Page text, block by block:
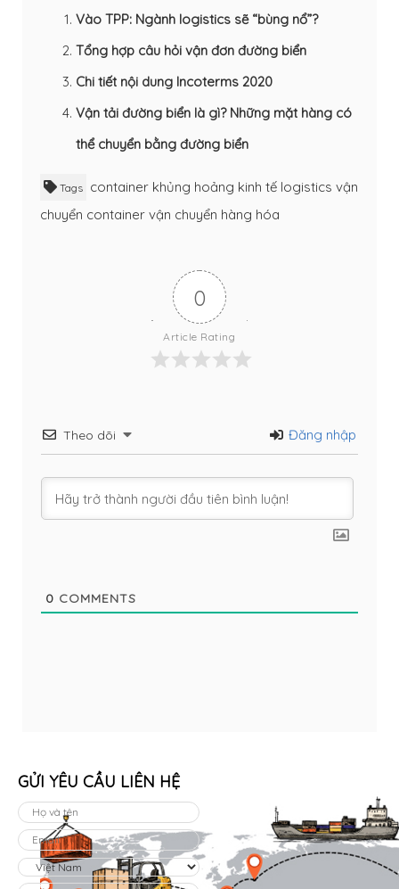
Vào TPP: Ngành logistics sẽ “bùng nổ”?
Tổng hợp câu hỏi vận đơn đường biển
Chi tiết nội dung Incoterms 2020
Vận tải đường biển là gì? Những mặt hàng có
thể chuyển bằng đường biển
Tags container khủng hoảng kinh tế logistics vận
chuyển container vận chuyển hàng hóa
0
Article Rating
Theo dõi Đăng nhập
0 COMMENTS
GỬI YÊU CẦU LIÊN HỆ